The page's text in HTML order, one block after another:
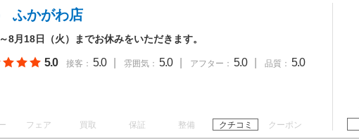
ふかがわ店
8月18日（火）までお休みをいただきます。
5.0 接客： 5.0 雰囲気： 5.0 アフター： 5.0 品質： 5.0
フェア 買取 保証 整備 クチコミ クーポン